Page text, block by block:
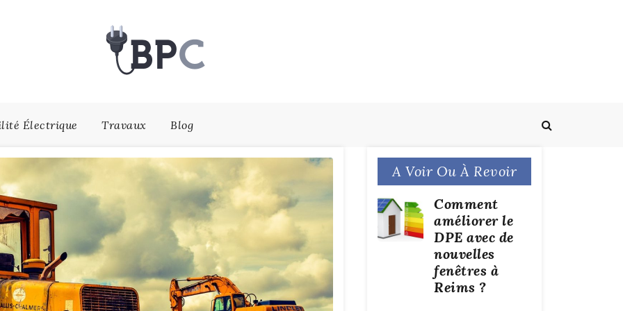
Électrique Travaux Blog
A Voir Ou À Revoir
Comment
améliorer le
DPE avec de
nouvelles
fenêtres à
Reims ?